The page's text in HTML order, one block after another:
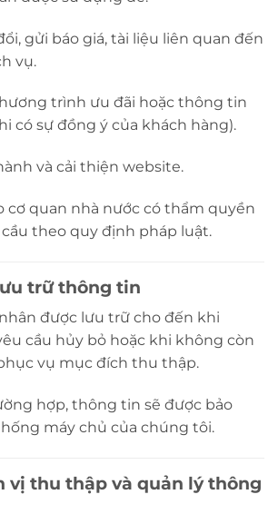
gửi báo giá, tài liệu liên quan đến
vụ.
trình ưu đãi hoặc thông tin
có sự đồng ý của khách hàng).
và cải thiện website.
cơ quan nhà nước có thẩm quyền
theo quy định pháp luật.
trữ thông tin
được lưu trữ cho đến khi
cầu hủy bỏ hoặc khi không còn
vụ mục đích thu thập.
hợp, thông tin sẽ được bảo
máy chủ của chúng tôi.
vị thu thập và quản lý thông